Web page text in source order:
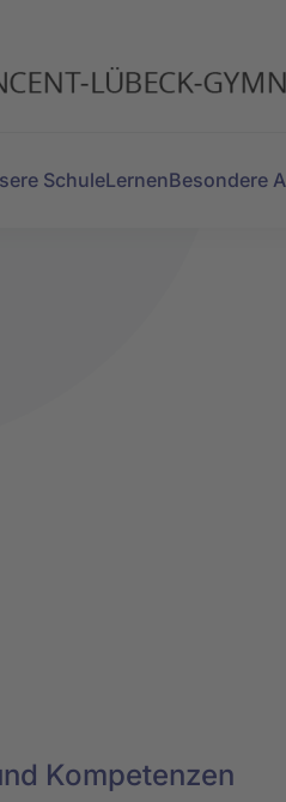
springen
SchuleLernenBesondere
Kompetenzen